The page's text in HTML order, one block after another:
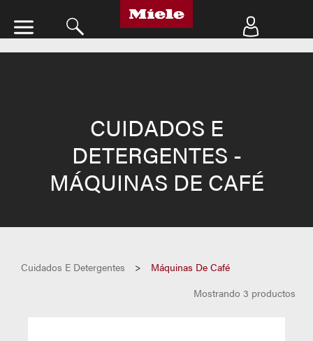
CUIDADOS E
DETERGENTES -
MÁQUINAS DE CAFÉ
Cuidados E Detergentes
Máquinas De Café
Mostrando 3 productos